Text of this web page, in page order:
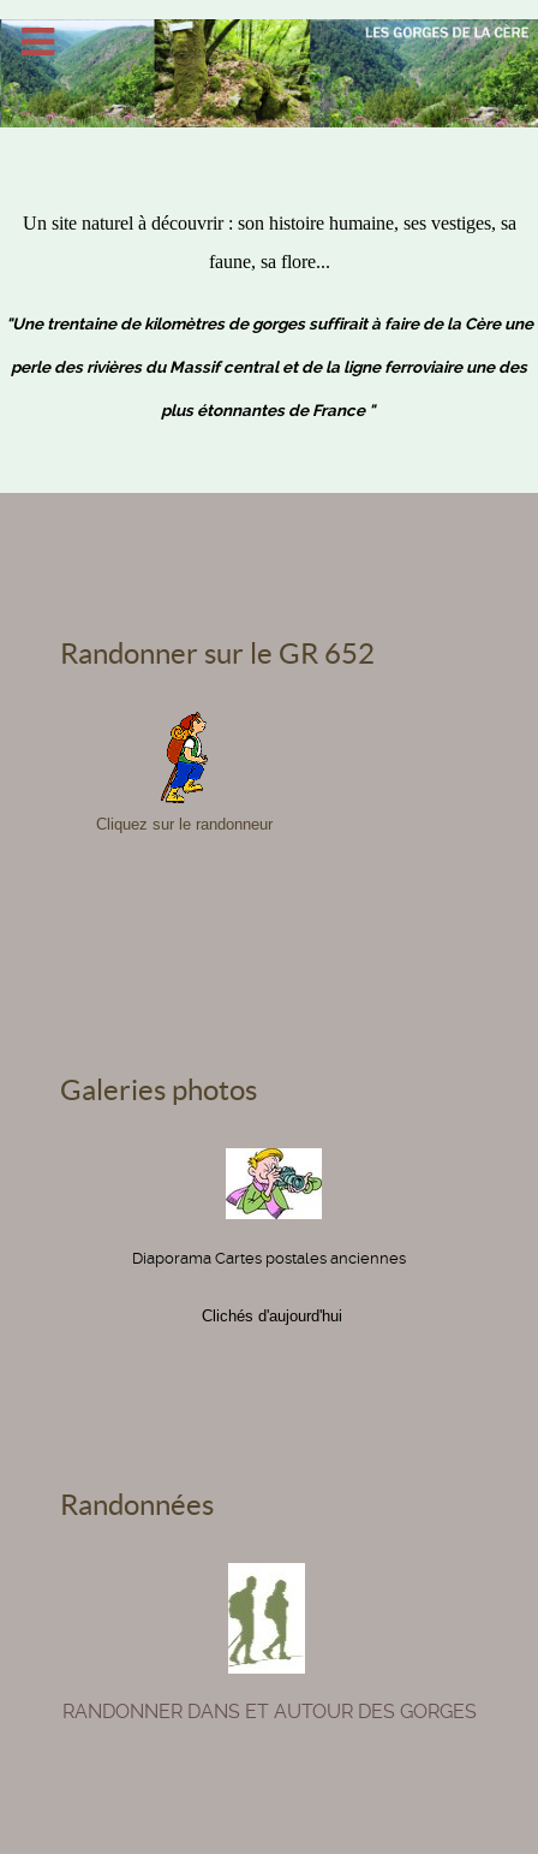
Un site naturel à découvrir : son histoire humaine, ses vestiges, sa
faune, sa flore...
"Une trentaine de kilomètres de gorges suffirait à faire de la Cère une
perle des rivières du Massif central et de la ligne ferroviaire une des
plus étonnantes de France "
Randonner sur le GR 652
Cliquez sur le randonneur
Galeries photos
Diaporama Cartes postales anciennes
Clichés d'aujourd'hui
Randonnées
RANDONNER DANS ET AUTOUR DES GORGES